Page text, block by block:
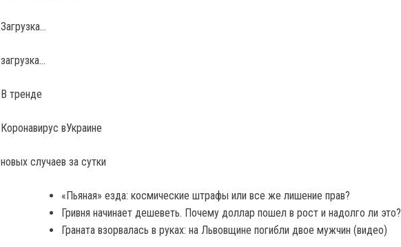
Загрузка…
загрузка…
В тренде
Коронавирус вУкраине
новых случаев за сутки
«Пьяная» езда: космические штрафы или все же лишение прав?
Гривня начинает дешеветь. Почему доллар пошел в рост и надолго ли это?
Граната взорвалась в руках: на Львовщине погибли двое мужчин (видео)